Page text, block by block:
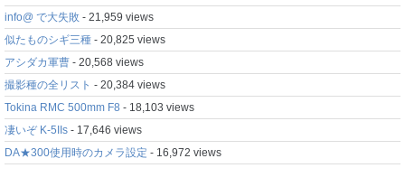
info@ で大失敗 - 21,959 views
似たものシギ三種 - 20,825 views
アシダカ軍曹 - 20,568 views
撮影種の全リスト - 20,384 views
Tokina RMC 500mm F8 - 18,103 views
凄いぞ K-5IIs - 17,646 views
DA★300使用時のカメラ設定 - 16,972 views